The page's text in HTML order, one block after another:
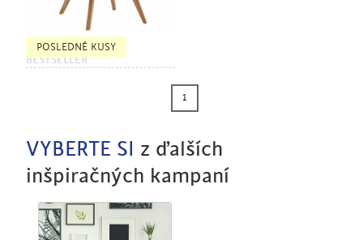
POSLEDNÉ KUSY
BESTSELLER
1
VYBERTE SI
z ďalších
inšpiračných kampaní